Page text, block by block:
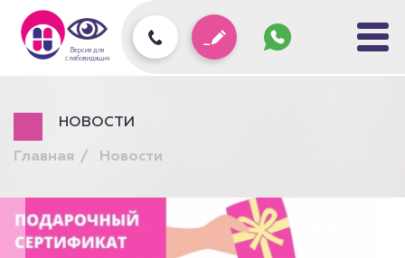
Версия для
слабовидящих
НОВОСТИ
Главная Новости